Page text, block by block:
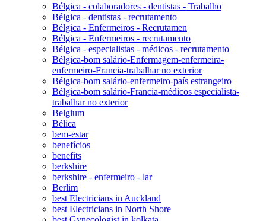
Bélgica - colaboradores - dentistas - Trabalho
Bélgica - dentistas - recrutamento
Bélgica - Enfermeiros - Recrutamen
Bélgica - Enfermeiros - recrutamento
Bélgica - especialistas - médicos - recrutamento
Bélgica-bom salário-Enfermagem-enfermeira-
enfermeiro-Francia-trabalhar no exterior
Bélgica-bom salário-enfermeiro-país estrangeiro
Bélgica-bom salário-Francia-médicos especialista-
trabalhar no exterior
Belgium
Bélica
bem-estar
benefícios
benefits
berkshire
berkshire - enfermeiro - lar
Berlim
best Electricians in Auckland
best Electricians in North Shore